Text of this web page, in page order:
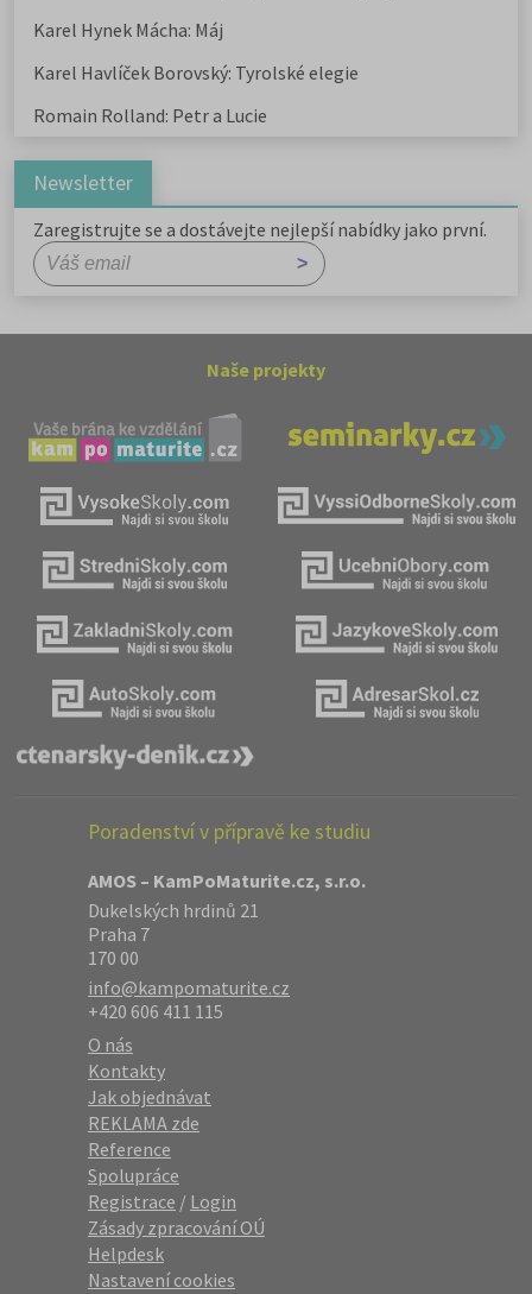
Karel Hynek Mácha: Máj
Karel Havlíček Borovský: Tyrolské elegie
Romain Rolland: Petr a Lucie
Newsletter
Zaregistrujte se a dostávejte nejlepší nabídky jako první.
Naše projekty
Poradenství v přípravě ke studiu
AMOS – KamPoMaturite.cz, s.r.o.
Dukelských hrdinů 21
Praha 7
170 00
info@kampomaturite.cz
+420 606 411 115
O nás
Kontakty
Jak objednávat
REKLAMA zde
Reference
Spolupráce
Registrace / Login
Zásady zpracování OÚ
Helpdesk
Nastavení cookies